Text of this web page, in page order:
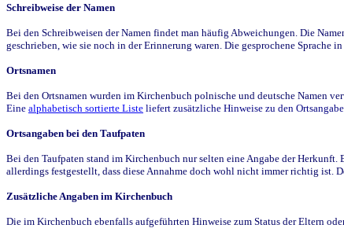
Schreibweise der Namen
Bei den Schreibweisen der Namen findet man häufig Abweichungen. Die
geschrieben, wie sie noch in der Erinnerung waren. Die gesprochene
Ortsnamen
Bei den Ortsnamen wurden im Kirchenbuch polnische und deutsche Namen
Eine alphabetisch sortierte Liste liefert zusätzliche Hinweise zu den
Ortsangaben bei den Taufpaten
Bei den Taufpaten stand im Kirchenbuch nur selten eine Angabe der
allerdings festgestellt, dass diese Annahme doch wohl nicht immer richtig ist.
Zusätzliche Angaben im Kirchenbuch
Die im Kirchenbuch ebenfalls aufgeführten Hinweise zum Status der Eltern